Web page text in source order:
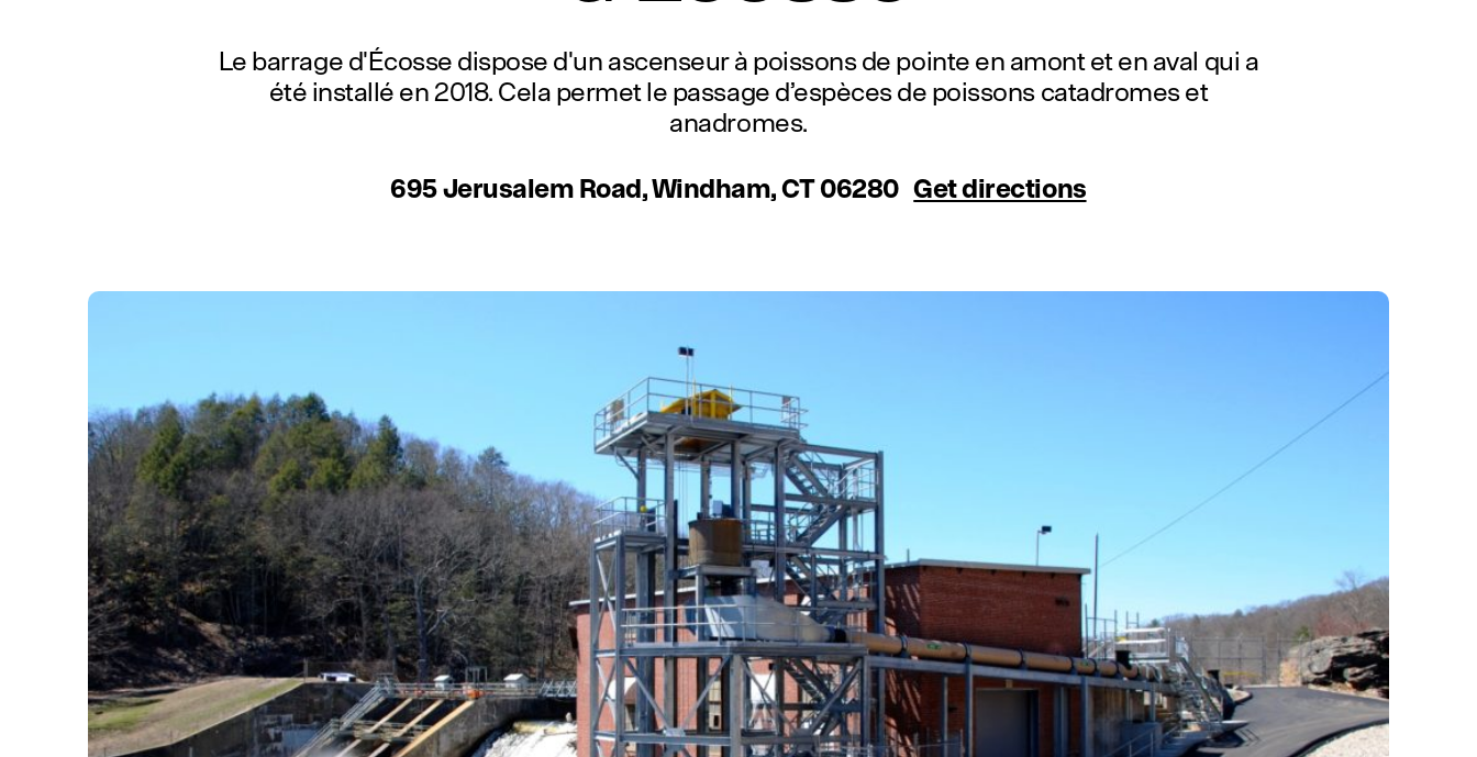
Le barrage d'Écosse dispose d'un ascenseur à poissons de pointe en amont et en aval qui a
été installé en 2018. Cela permet le passage d’espèces de poissons catadromes et
anadromes.
695 Jerusalem Road, Windham, CT 06280Get directions